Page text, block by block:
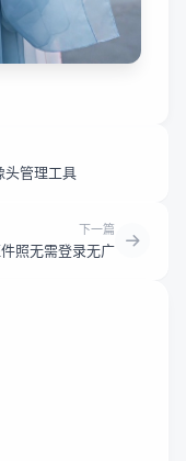
头管理工具
下一篇
照无需登录无广